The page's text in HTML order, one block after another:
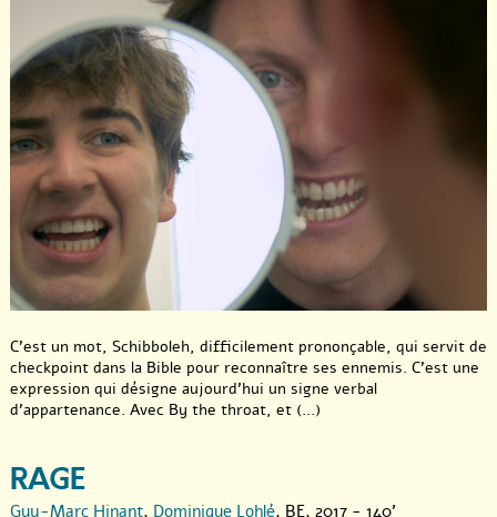
C’est un mot, Schibboleh, difficilement prononçable, qui servit de
checkpoint dans la Bible pour reconnaître ses ennemis. C’est une
expression qui désigne aujourd’hui un signe verbal
d’appartenance. Avec By the throat, et (...)
RAGE
Guy-Marc Hinant, Dominique Lohlé, BE, 2017 - 140'